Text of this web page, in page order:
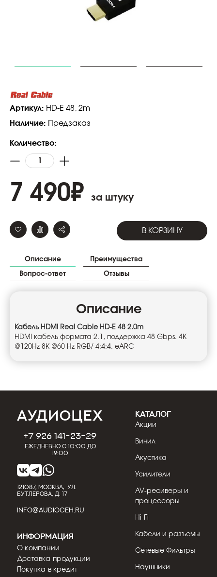
Артикул: HD-E 48, 2m
Наличие:
Предзаказ
Количество:
7 490₽ за штуку
В КОРЗИНУ
Описание Преимущества
Вопрос-ответ Отзывы
Описание
Кабель HDMI Real Cable HD-E 48 2.0m
HDMI кабель формата 2.1, поддержка 48 Gbps. 4K
@120Hz 8K @60 Hz RGB/ 4:4:4. eARC
+7 926 141-23-29
Ежедневно с 10:00 до
19:00
121087, МОСКВА, УЛ.
БУТЛЕРОВА, Д. 17
INFO@AUDIOCEH.RU
КАТАЛОГ
Акции
Винил
Акустика
Усилители
AV-ресиверы и
процессоры
Hi-Fi
Кабели и разъемы
Сетевые Фильтры
Наушники
Информация
О компании
Доставка продукции
Покупка в кредит